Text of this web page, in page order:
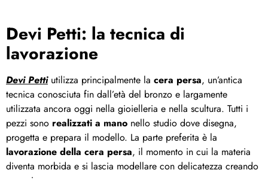
Devi Petti: la tecnica di
lavorazione
Devi Pettiutilizza principalmente la cera persa, un’antica
tecnica conosciuta fin dall’età del bronzo e largamente
utilizzata ancora oggi nella gioielleria e nella scultura. Tutti i
pezzi sono realizzati a mano nello studio dove disegna,
progetta e prepara il modello. La parte preferita è la
lavorazione della cera persa, il momento in cui la materia
diventa morbida e si lascia modellare con delicatezza creando